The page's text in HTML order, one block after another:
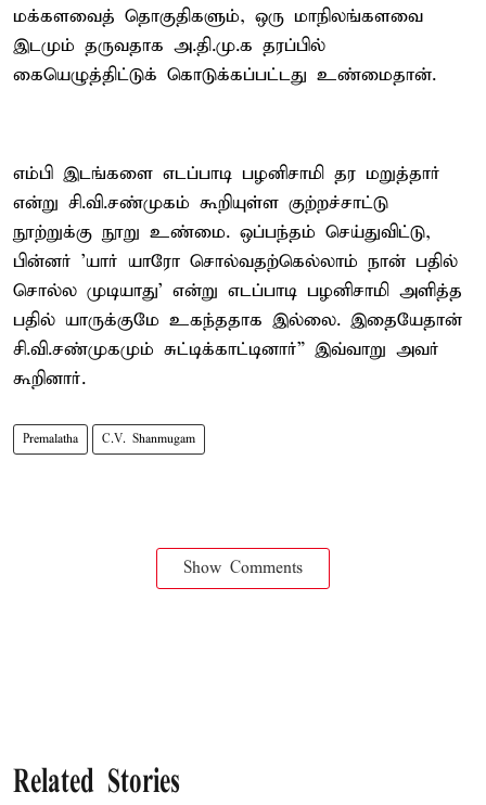
மக்களவைத் தொகுதிகளும், ஒரு மாநிலங்களவை
இடமும் தருவதாக அ.தி.மு.க தரப்பில்
கையெழுத்திட்டுக் கொடுக்கப்பட்டது உண்மைதான்.
எம்பி இடங்களை எடப்பாடி பழனிசாமி தர மறுத்தார்
என்று சி.வி.சண்முகம் கூறியுள்ள குற்றச்சாட்டு
நூற்றுக்கு நூறு உண்மை. ஒப்பந்தம் செய்துவிட்டு,
பின்னர் 'யார் யாரோ சொல்வதற்கெல்லாம் நான் பதில்
சொல்ல முடியாது' என்று எடப்பாடி பழனிசாமி அளித்த
பதில் யாருக்குமே உகந்ததாக இல்லை. இதையேதான்
சி.வி.சண்முகமும் சுட்டிக்காட்டினார்” இவ்வாறு அவர்
கூறினார்.
Premalatha C.V. Shanmugam
Show Comments
Related Stories